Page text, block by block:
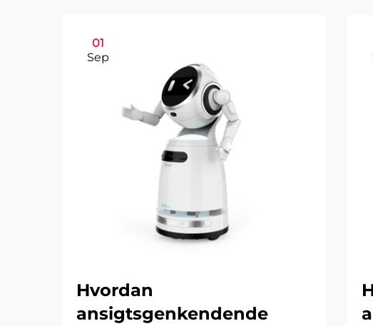
01
Sep
Hvordan
ansigtsgenkendende